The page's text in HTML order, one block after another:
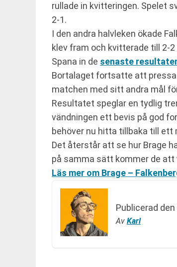
rullade in kvitteringen. Spelet
2-1.
I den andra halvleken ökade
klev fram och kvitterade till 2-
Spana in de senaste
Bortalaget fortsatte att pressa
matchen med sitt andra mål
Resultatet speglar en tydlig
vändningen ett bevis på god
behöver nu hitta tillbaka till ett
Det återstår att se hur Brage
på samma sätt kommer de
Läs mer om Brage –
Publicerad den
Av Karl